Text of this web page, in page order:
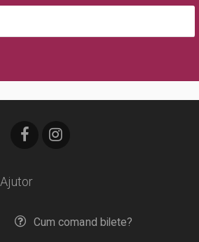
Ajutor
Cum comand bilete?